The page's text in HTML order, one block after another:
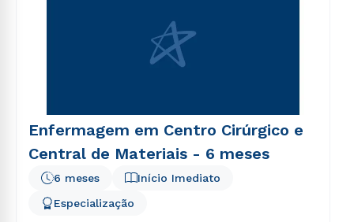
Enfermagem em Centro Cirúrgico e
Central de Materiais - 6 meses
Início Imediato
6 meses
Especialização